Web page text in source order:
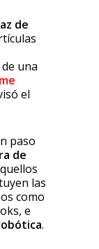
de
una
el
paso
de
las
como
e
.